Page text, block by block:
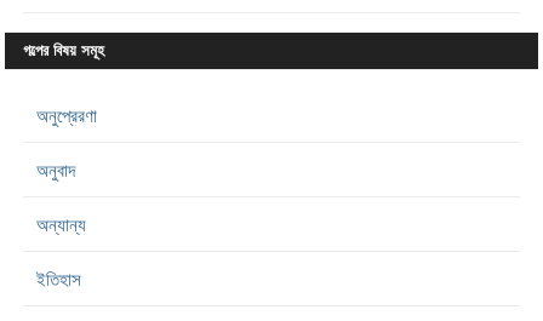
গল্পের বিষয় সমূহ
অনুপ্রেরণা
অনুবাদ
অন্যান্য
ইতিহাস